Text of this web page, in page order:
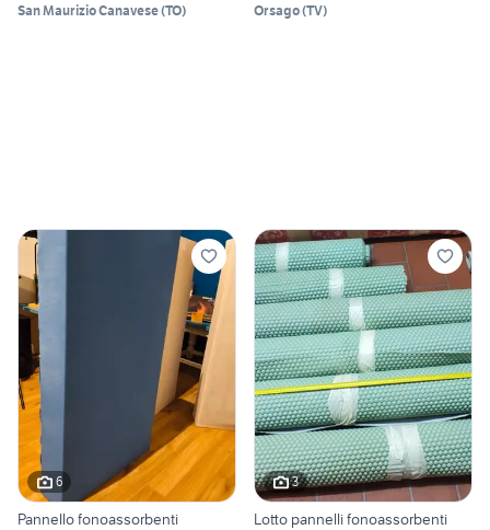
San Maurizio Canavese(TO) Orsago(TV)
6
Pannello fonoassorbenti
3
Lotto pannelli fonoassorbenti